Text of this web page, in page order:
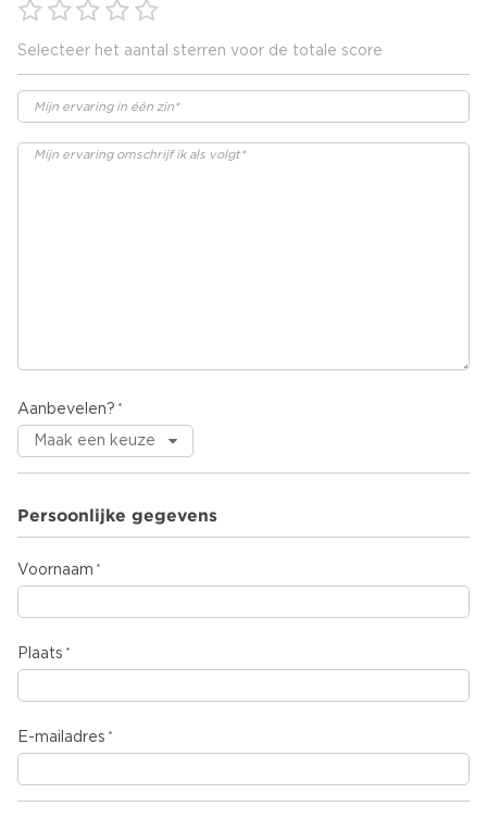
Selecteer het aantal sterren voor de totale score
Aanbevelen?
Persoonlijke gegevens
Voornaam
Plaats
E-mailadres